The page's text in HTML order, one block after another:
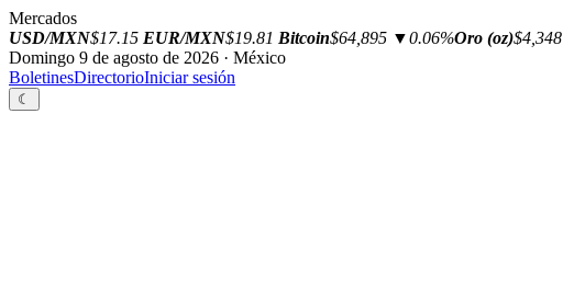
Mercados
USD/MXN$17.15 EUR/MXN$19.81 Bitcoin$64,895 ▼0.06%Oro (oz)$4,348
Domingo 9 de agosto de 2026 · México
BoletinesDirectorioIniciar sesión
☾